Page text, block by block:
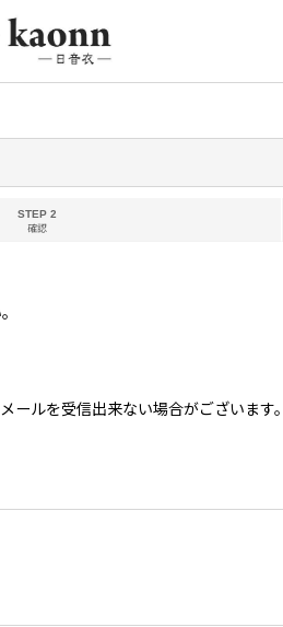
STEP 2
確認
ールを受信出来ない場合がございま